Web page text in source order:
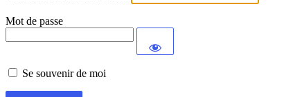
Mot de passe
Se souvenir de moi